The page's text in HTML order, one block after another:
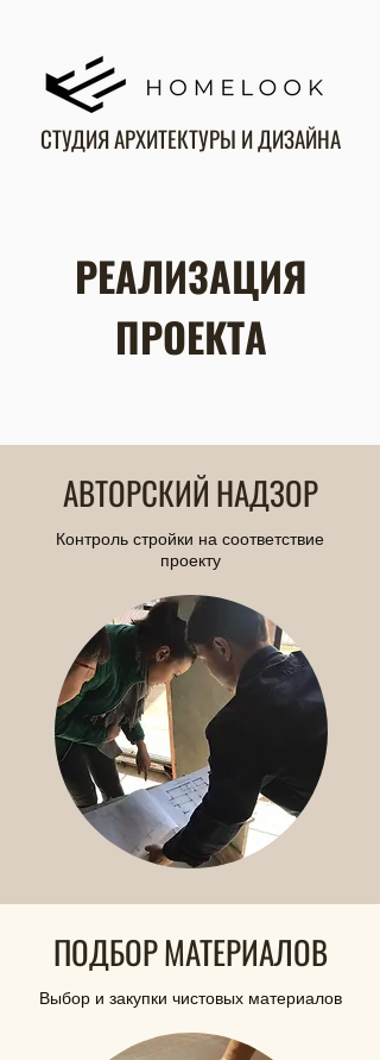
СТУДИЯ АРХИТЕКТУРЫ И ДИЗАЙНА
РЕАЛИЗАЦИЯ
ПРОЕКТА
АВТОРСКИЙ НАДЗОР
Контроль стройки на соответствие
проекту
ПОДБОР МАТЕРИАЛОВ
Выбор и закупки чистовых материалов